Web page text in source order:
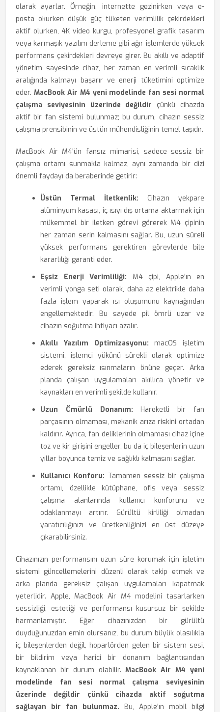
olarak ayarlar. Örneğin, internette gezinirken veya e-
posta okurken düşük güç tüketen verimlilik çekirdekleri
aktif olurken, 4K video kurgu, profesyonel grafik tasarım
veya karmaşık yazılım derleme gibi ağır işlemlerde yüksek
performans çekirdekleri devreye girer. Bu akıllı ve adaptif
yönetim sayesinde cihaz, her zaman en verimli sıcaklık
aralığında kalmayı başarır ve enerji tüketimini optimize
eder. MacBook Air M4 yeni modelinde fan sesi normal
çalışma seviyesinin üzerinde değildir çünkü cihazda
aktif bir fan sistemi bulunmaz; bu durum, cihazın sessiz
çalışma prensibinin ve üstün mühendisliğinin temel taşıdır.
MacBook Air M4'ün fansız mimarisi, sadece sessiz bir
çalışma ortamı sunmakla kalmaz, aynı zamanda bir dizi
önemli faydayı da beraberinde getirir:
Üstün Termal İletkenlik: Cihazın yekpare
alüminyum kasası, iç ısıyı dış ortama aktarmak için
mükemmel bir iletken görevi görerek M4 çipinin
her zaman serin kalmasını sağlar. Bu, uzun süreli
yüksek performans gerektiren görevlerde bile
kararlılığı garanti eder.
Eşsiz Enerji Verimliliği: M4 çipi, Apple'ın en
verimli yonga seti olarak, daha az elektrikle daha
fazla işlem yaparak ısı oluşumunu kaynağından
engellemektedir. Bu sayede pil ömrü uzar ve
cihazın soğutma ihtiyacı azalır.
Akıllı Yazılım Optimizasyonu: macOS işletim
sistemi, işlemci yükünü sürekli olarak optimize
ederek gereksiz ısınmaların önüne geçer. Arka
planda çalışan uygulamaları akıllıca yönetir ve
kaynakları en verimli şekilde kullanır.
Uzun Ömürlü Donanım: Hareketli bir fan
parçasının olmaması, mekanik arıza riskini ortadan
kaldırır. Ayrıca, fan deliklerinin olmaması cihaz içine
toz ve kir girişini engeller, bu da iç bileşenlerin uzun
yıllar boyunca temiz ve sağlıklı kalmasını sağlar.
Kullanıcı Konforu: Tamamen sessiz bir çalışma
ortamı, özellikle kütüphane, ofis veya sessiz
çalışma alanlarında kullanıcı konforunu ve
odaklanmayı artırır. Gürültü kirliliği olmadan
yaratıcılığınızı ve üretkenliğinizi en üst düzeye
çıkarabilirsiniz.
Cihazınızın performansını uzun süre korumak için işletim
sistemi güncellemelerini düzenli olarak takip etmek ve
arka planda gereksiz çalışan uygulamaları kapatmak
yeterlidir. Apple, MacBook Air M4 modelini tasarlarken
sessizliği, estetiği ve performansı kusursuz bir şekilde
harmanlamıştır. Eğer cihazınızdan bir gürültü
duyduğunuzdan emin olursanız, bu durum büyük olasılıkla
iç bileşenlerden değil, hoparlörden gelen bir sistem sesi,
bir bildirim veya harici bir donanım bağlantısından
kaynaklanan bir durum olabilir.MacBook Air M4 yeni
modelinde fan sesi normal çalışma seviyesinin
üzerinde değildir çünkü cihazda aktif soğutma
sağlayan bir fan bulunmaz. Bu, Apple'ın mobil bilgi